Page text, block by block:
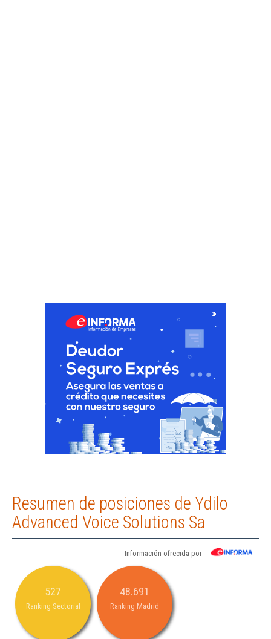
Resumen de posiciones de Ydilo
Advanced Voice Solutions Sa
Información ofrecida por
527
Ranking Sectorial
48.691
Ranking Madrid